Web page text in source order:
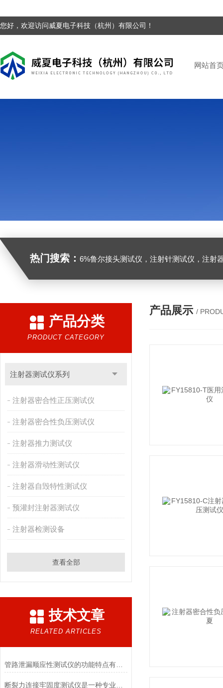
您好，欢迎访问威夏电子科技（杭州）有限公司！
网站首
热门搜索： 6%鲁尔接头测试仪，注射针测试仪，注射器测试仪，缝合针测试仪，缝合线测试仪，导管测
产品分类
PRODUCT CATEGORY
注射器测试仪系列
注射器密合性正压测试仪
注射器密合性负压测试仪
注射器推力测试仪
注射器滑动性测试仪
注射器自毁特性测试仪
预灌封注射器测试仪
注射器检测设备
查看全部
技术文章
RELATED ARTICLES
管路泄漏顺应性测试仪的功能特点有哪些?
产品展示 /